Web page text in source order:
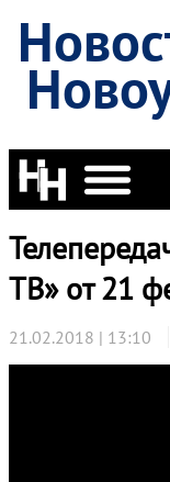
ТВ» от 21
21.02.2018 | 13:10